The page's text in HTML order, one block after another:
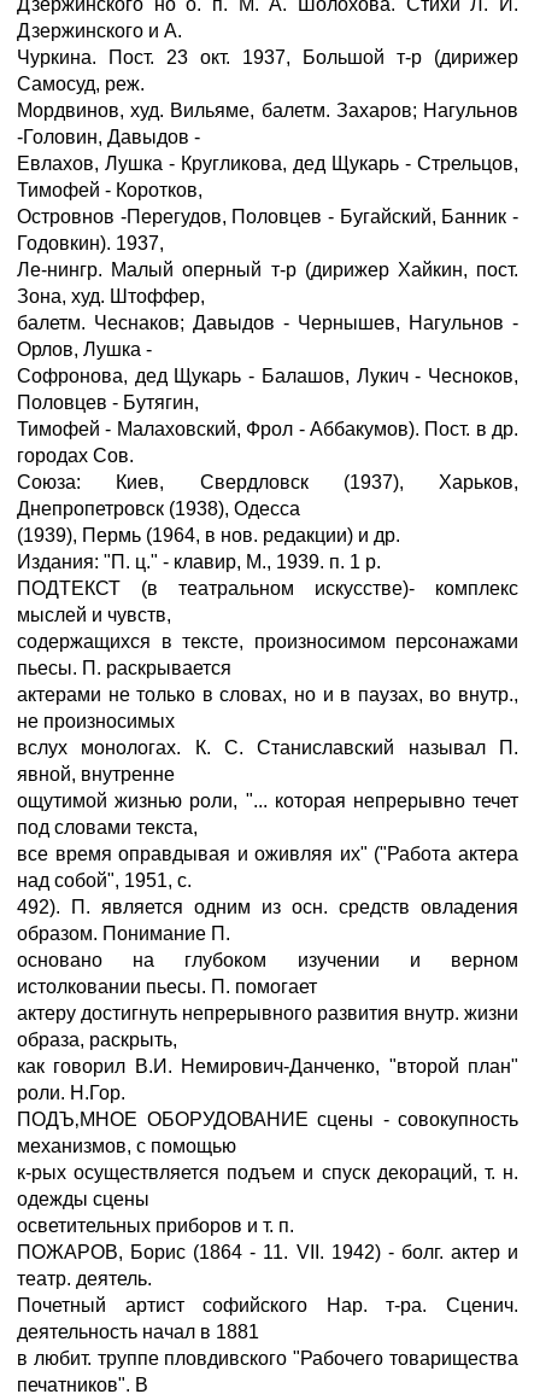
Дзержинского но о. п. М. А. Шолохова. Стихи Л. И.
Дзержинского и А.
Чуркина. Пост. 23 окт. 1937, Большой т-р (дирижер
Самосуд, реж.
Мордвинов, худ. Вильяме, балетм. Захаров; Нагульнов
-Головин, Давыдов -
Евлахов, Лушка - Кругликова, дед Щукарь - Стрельцов,
Тимофей - Коротков,
Островнов -Перегудов, Половцев - Бугайский, Банник -
Годовкин). 1937,
Ле-нингр. Малый оперный т-р (дирижер Хайкин, пост.
Зона, худ. Штоффер,
балетм. Чеснаков; Давыдов - Чернышев, Нагульнов -
Орлов, Лушка -
Софронова, дед Щукарь - Балашов, Лукич - Чесноков,
Половцев - Бутягин,
Тимофей - Малаховский, Фрол - Аббакумов). Пост. в др.
городах Сов.
Союза: Киев, Свердловск (1937), Харьков,
Днепропетровск (1938), Одесса
(1939), Пермь (1964, в нов. редакции) и др.
Издания: "П. ц." - клавир, М., 1939. п. 1 р.
ПОДТЕКСТ (в театральном искусстве)- комплекс
мыслей и чувств,
содержащихся в тексте, произносимом персонажами
пьесы. П. раскрывается
актерами не только в словах, но и в паузах, во внутр.,
не произносимых
вслух монологах. К. С. Станиславский называл П.
явной, внутренне
ощутимой жизнью роли, "... которая непрерывно течет
под словами текста,
все время оправдывая и оживляя их" ("Работа актера
над собой", 1951, с.
492). П. является одним из осн. средств овладения
образом. Понимание П.
основано на глубоком изучении и верном
истолковании пьесы. П. помогает
актеру достигнуть непрерывного развития внутр. жизни
образа, раскрыть,
как говорил В.И. Немирович-Данченко, "второй план"
роли. Н.Гор.
ПОДЪ‚МНОЕ ОБОРУДОВАНИЕ сцены - совокупность
механизмов, с помощью
к-рых осуществляется подъем и спуск декораций, т. н.
одежды сцены
осветительных приборов и т. п.
ПОЖАРОВ, Борис (1864 - 11. VII. 1942) - болг. актер и
театр. деятель.
Почетный артист софийского Нар. т-ра. Сценич.
деятельность начал в 1881
в любит. труппе пловдивского "Рабочего товарищества
печатников". В